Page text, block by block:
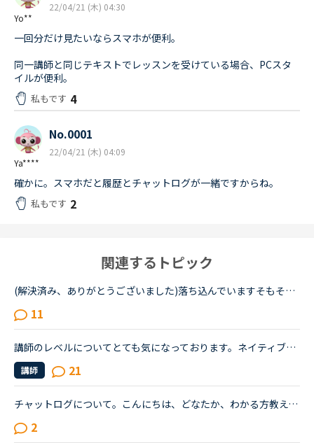
Yo**
22/04/21 (木) 04:30
一回分だけ見たいならスマホが便利。
同一講師と同じテキストでレッスンを受けている場合、PCスタ
イルが便利。
私もです 4
Ya****
No.0001
22/04/21 (木) 04:09
確かに。スマホだと履歴とチャットログが一緒ですからね。
私もです 2
関連するトピック
(解決済み、ありがとうございました)落ち込んでいますそもそも私が英語が出来ないのが悪いのですが先生と性格について話し合った時に、あなたはポジティブ？ネガティブ？と、聞かれたので、ネガティブと答えまし...
11
講師のレベルについてとても気になっております。ネイティブキャンプをはじめて3年です。文法と発音の基礎から始めてきたおかげで、段々と言いたいことを表現でき、先生の話していることもほぼ理解できるようにな...
講師 21
チャットログについて。こんにちは、どなたか、わかる方教えていただけますか？ある教材のチャットログをピンポイントで出したいときにどうすればいいですか？何ヶ月前に受けたレッスンですが、復習したいとき。...
2